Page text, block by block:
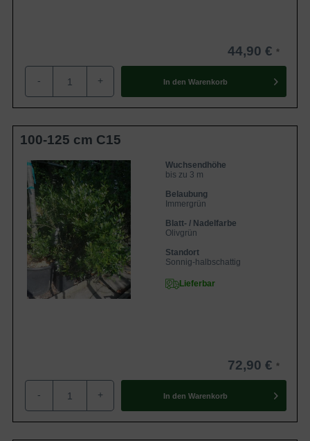
44,90 €
- + In den Warenkorb
100-125 cm C15
Wuchsendhöhe
bis zu 3 m
Belaubung
Immergrün
Blatt- / Nadelfarbe
Olivgrün
Standort
Sonnig-halbschattig
Lieferbar
72,90 €
- + In den Warenkorb